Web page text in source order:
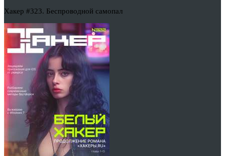
Хакер #323. Беспроводной самопал